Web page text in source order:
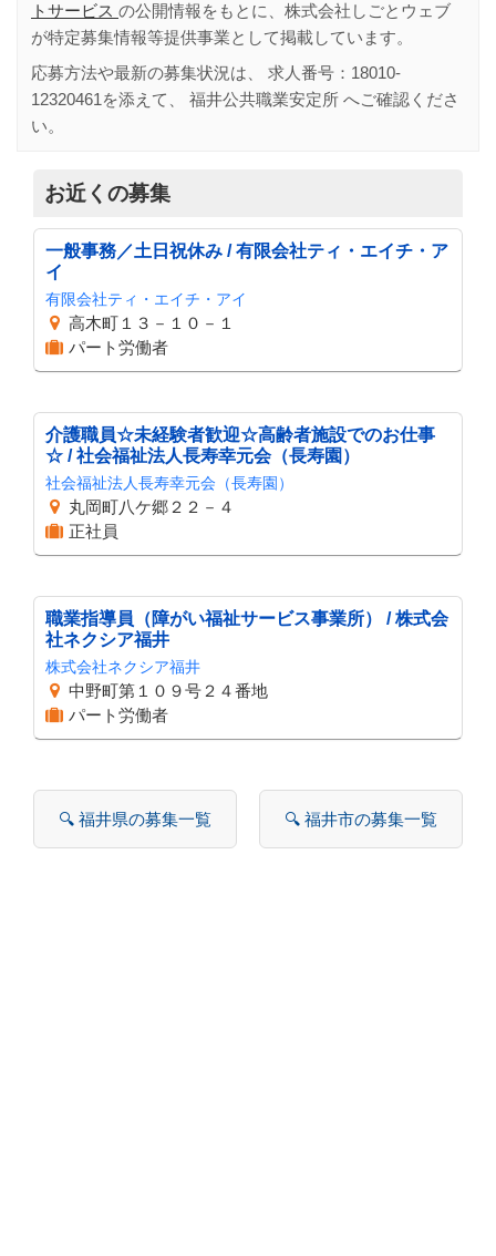
トサービス の公開情報をもとに、株式会社しごとウェブ
が特定募集情報等提供事業として掲載しています。
応募方法や最新の募集状況は、 求人番号： 18010-
12320461 を添えて、 福井公共職業安定所 へご確認くださ
い。
お近くの募集
一般事務／土日祝休み / 有限会社ティ・エイチ・ア
イ
有限会社ティ・エイチ・アイ
高木町１３－１０－１
パート労働者
介護職員☆未経験者歓迎☆高齢者施設でのお仕事
☆ / 社会福祉法人長寿幸元会（長寿園）
社会福祉法人長寿幸元会（長寿園）
丸岡町八ケ郷２２－４
正社員
職業指導員（障がい福祉サービス事業所） / 株式会
社ネクシア福井
株式会社ネクシア福井
中野町第１０９号２４番地
パート労働者
🔍 福井県の募集一覧 🔍 福井市の募集一覧